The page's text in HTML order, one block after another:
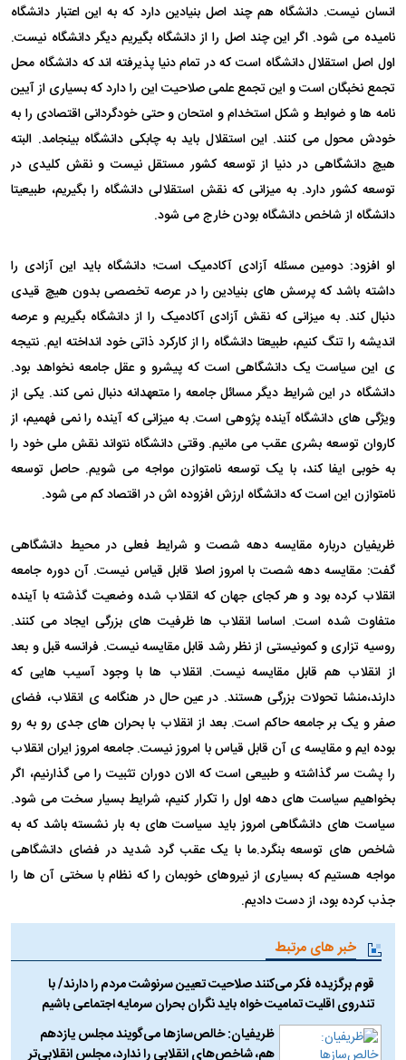
انسان نیست. دانشگاه هم چند اصل بنیادین دارد که به این اعتبار دانشگاه
نامیده می شود. اگر این چند اصل را از دانشگاه بگیریم دیگر دانشگاه نیست.
اول اصل استقلال دانشگاه است که در تمام دنیا پذیرفته اند که دانشگاه محل
تجمع نخبگان است و این تجمع علمی صلاحیت این را دارد که بسیاری از آیین
نامه ها و ضوابط و شکل استخدام و امتحان و حتی خودگردانی اقتصادی را به
خودش محول می کنند. این استقلال باید به چابکی دانشگاه بینجامد. البته
هیچ دانشگاهی در دنیا از توسعه کشور مستقل نیست و نقش کلیدی در
توسعه کشور دارد. به میزانی که نقش استقلالی دانشگاه را بگیریم، طبیعیتا
دانشگاه از شاخص دانشگاه بودن خارج می شود.
او افزود: دومین مسئله آزادی آکادمیک است؛ دانشگاه باید این آزادی را
داشته باشد که پرسش های بنیادین را در عرصه تخصصی بدون هیچ قیدی
دنبال کند. به میزانی که نقش آزادی آکادمیک را از دانشگاه بگیریم و عرصه
اندیشه را تنگ کنیم، طبیعتا دانشگاه را از کارکرد ذاتی خود انداخته ایم. نتیجه
ی این سیاست یک دانشگاهی است که پیشرو و عقل جامعه نخواهد بود.
دانشگاه در این شرایط دیگر مسائل جامعه را متعهدانه دنبال نمی کند. یکی از
ویژگی های دانشگاه آینده پژوهی است. به میزانی که آینده را نمی فهمیم، از
کاروان توسعه بشری عقب می مانیم. وقتی دانشگاه نتواند نقش ملی خود را
به خوبی ایفا کند، با یک توسعه نامتوازن مواجه می شویم. حاصل توسعه
نامتوازن این است که دانشگاه ارزش افزوده اش در اقتصاد کم می شود.
ظریفیان درباره مقایسه دهه شصت و شرایط فعلی در محیط دانشگاهی
گفت: مقایسه دهه شصت با امروز اصلا قابل قیاس نیست. آن دوره جامعه
انقلاب کرده بود و هر کجای جهان که انقلاب شده وضعیت گذشته با آینده
متفاوت شده است. اساسا انقلاب ها ظرفیت های بزرگی ایجاد می کنند.
روسیه تزاری و کمونیستی از نظر رشد قابل مقایسه نیست. فرانسه قبل و بعد
از انقلاب هم قابل مقایسه نیست. انقلاب ها با وجود آسیب هایی که
دارند،منشا تحولات بزرگی هستند. در عین حال در هنگامه ی انقلاب، فضای
صفر و یک بر جامعه حاکم است. بعد از انقلاب با بحران های جدی رو به رو
بوده ایم و مقایسه ی آن قابل قیاس با امروز نیست. جامعه امروز ایران انقلاب
را پشت سر گذاشته و طبیعی است که الان دوران تثبیت را می گذارنیم، اگر
بخواهیم سیاست های دهه اول را تکرار کنیم، شرایط بسیار سخت می شود.
سیاست های دانشگاهی امروز باید سیاست های به بار نشسته باشد که به
شاخص های توسعه بنگرد.ما با یک عقب گرد شدید در فضای دانشگاهی
مواجه هستیم که بسیاری از نیروهای خوبمان را که نظام با سختی آن ها را
جذب کرده بود، از دست دادیم.
خبر های مرتبط
قوم برگزیده فکر می‌کنند صلاحیت تعیین سرنوشت مردم را دارند/ با
تندروی اقلیت تمامیت خواه باید نگران بحران سرمایه اجتماعی باشیم
ظریفیان: خالص‌ساز‌ها می‌گویند مجلس یازدهم
هم، شاخص‌های انقلابی را ندارد، مجلس انقلابی‌تر